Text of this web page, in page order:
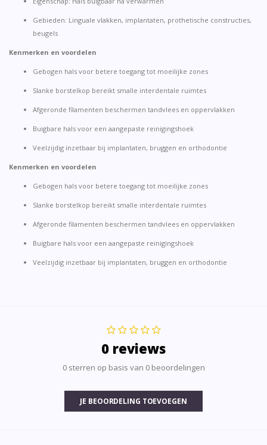
Gebieden: Linguale vlakken, implantaten, prothetische constructies,
beugels
Kenmerken en voordelen
Gebogen hals voor betere toegang tot moeilijke zones
Slanke borstelkop bereikt smalle interdentale ruimtes
Afgeronde filamenten beschermen tandvlees en oppervlakken
Buigbare hals voor een aangepaste reinigingshoek
Veelzijdig inzetbaar bij implantaten, bruggen en orthodontie
Kenmerken en voordelen
Gebogen hals voor betere toegang tot moeilijke zones
Slanke borstelkop bereikt smalle interdentale ruimtes
Afgeronde filamenten beschermen tandvlees en oppervlakken
Buigbare hals voor een aangepaste reinigingshoek
Veelzijdig inzetbaar bij implantaten, bruggen en orthodontie
0 reviews
0 sterren op basis van 0 beoordelingen
JE BEOORDELING TOEVOEGEN